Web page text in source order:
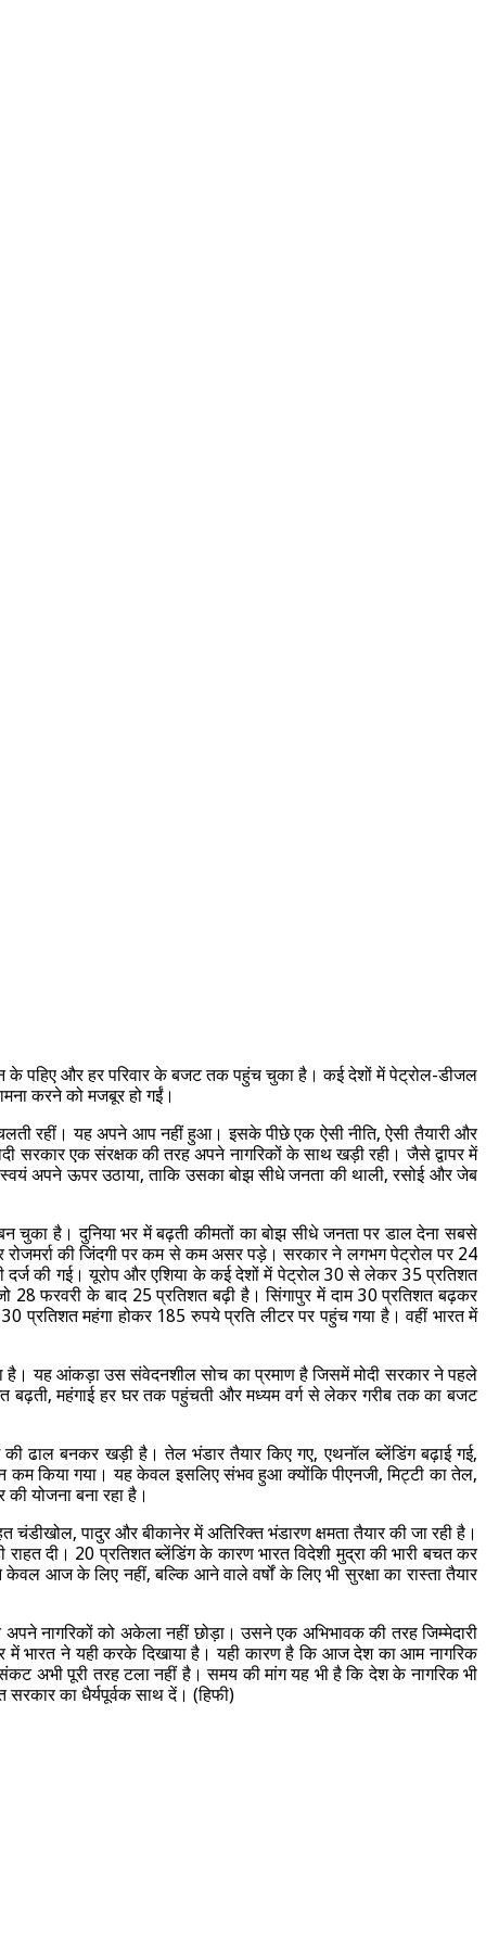
के पहिए और हर परिवार के बजट तक पहुंच चुका है। कई देशों में पेट्रोल-डीजल
करने को मजबूर हो गईं।
रहीं। यह अपने आप नहीं हुआ। इसके पीछे एक ऐसी नीति, ऐसी तैयारी और
सरकार एक संरक्षक की तरह अपने नागरिकों के साथ खड़ी रही। जैसे द्वापर में
स्वयं अपने ऊपर उठाया, ताकि उसका बोझ सीधे जनता की थाली, रसोई और जेब
चुका है। दुनिया भर में बढ़ती कीमतों का बोझ सीधे जनता पर डाल देना सबसे
रोजमर्रा की जिंदगी पर कम से कम असर पड़े। सरकार ने लगभग पेट्रोल पर 24
दर्ज की गई। यूरोप और एशिया के कई देशों में पेट्रोल 30 से लेकर 35 प्रतिशत
फरवरी के बाद 25 प्रतिशत बढ़ी है। सिंगापुर में दाम 30 प्रतिशत बढ़कर
प्रतिशत महंगा होकर 185 रुपये प्रति लीटर पर पहुंच गया है। वहीं भारत में
है। यह आंकड़ा उस संवेदनशील सोच का प्रमाण है जिसमें मोदी सरकार ने पहले
बढ़ती, महंगाई हर घर तक पहुंचती और मध्यम वर्ग से लेकर गरीब तक का बजट
ढाल बनकर खड़ी है। तेल भंडार तैयार किए गए, एथनॉल ब्लेंडिंग बढ़ाई गई,
कम किया गया। यह केवल इसलिए संभव हुआ क्योंकि पीएनजी, मिट्टी का तेल,
योजना बना रहा है।
पादुर और बीकानेर में अतिरिक्त भंडारण क्षमता तैयार की जा रही है।
दी। 20 प्रतिशत ब्लेंडिंग के कारण भारत विदेशी मुद्रा की भारी बचत कर
आज के लिए नहीं, बल्कि आने वाले वर्षों के लिए भी सुरक्षा का रास्ता तैयार
नागरिकों को अकेला नहीं छोड़ा। उसने एक अभिभावक की तरह जिम्मेदारी
भारत ने यही करके दिखाया है। यही कारण है कि आज देश का आम नागरिक
अभी पूरी तरह टला नहीं है। समय की मांग यह भी है कि देश के नागरिक भी
का धैर्यपूर्वक साथ दें। (हिफी)